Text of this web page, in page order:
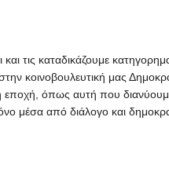
τις καταδικάζουμε
κοινοβουλευτική μας
εποχή, όπως αυτή που
μέσα από διάλογο και